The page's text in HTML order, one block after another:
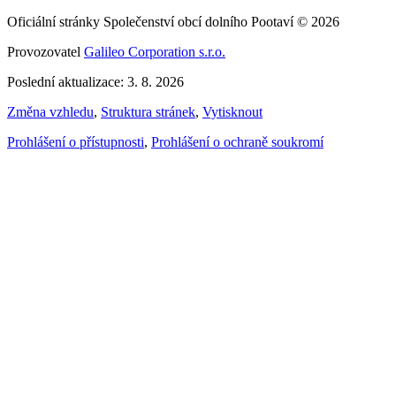
Oficiální stránky Společenství obcí dolního Pootaví © 2026
Provozovatel Galileo Corporation s.r.o.
Poslední aktualizace: 3. 8. 2026
Změna vzhledu, Struktura stránek, Vytisknout
Prohlášení o přístupnosti, Prohlášení o ochraně soukromí